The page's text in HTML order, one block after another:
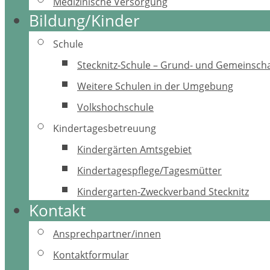
Bildung/Kinder
Schule
Stecknitz-Schule – Grund- und
Weitere Schulen in der Umgebung
Volkshochschule
Kindertagesbetreuung
Kindergärten Amtsgebiet
Kindertagespflege/Tagesmütter
Kindergarten-Zweckverband Stecknitz
Kontakt
Ansprechpartner/innen
Kontaktformular